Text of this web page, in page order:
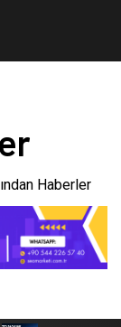
Haberler